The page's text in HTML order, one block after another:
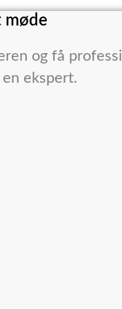
møde
og få
ekspert.